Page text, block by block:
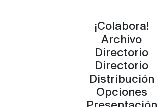
¡Colabora!
Archivo
Directorio
Directorio
Distribución
Opciones